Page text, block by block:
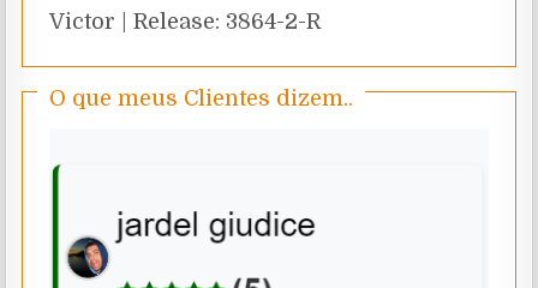
Victor | Release: 3864-2-R
O que meus Clientes dizem..